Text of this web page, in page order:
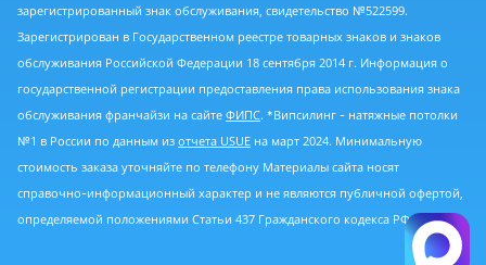
зарегистрированный знак обслуживания, свидетельство №522599.
Зарегистрирован в Государственном реестре товарных знаков и знаков
обслуживания Российской Федерации 18 сентября 2014 г. Информация о
государственной регистрации предоставления права использования знака
обслуживания франчайзи на сайте ФИПС. *Випсилинг - натяжные потолки
№1 в России по данным из отчета USUE на март 2024. Минимальную
стоимость заказа уточняйте по телефону Материалы сайта носят
справочно-информационный характер и не являются публичной офертой,
определяемой положениями Статьи 437 Гражданского кодекса РФ.